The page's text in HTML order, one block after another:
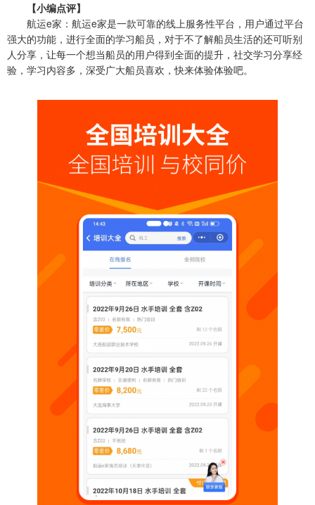
【小编点评】
航运e家：航运e家是一款可靠的线上服务性平台，用户通过平台
强大的功能，进行全面的学习船员，对于不了解船员生活的还可听别
人分享，让每一个想当船员的用户得到全面的提升，社交学习分享经
验，学习内容多，深受广大船员喜欢，快来体验体验吧。